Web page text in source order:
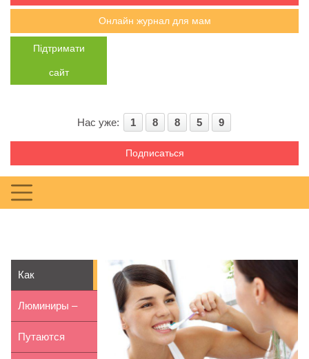
Онлайн журнал для мам
Підтримати
сайт
Нас уже: 1 8 8 5 9
Подписаться
Как
избавиться от
неприятного
Люминиры –
голливудские
Путаются